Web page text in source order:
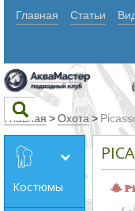
Главная Статьи
Текст
Главная >Охота >
Костюмы